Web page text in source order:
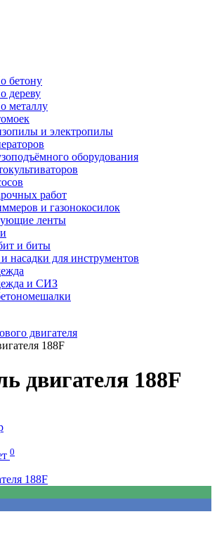
бетону
дереву
металлу
и электропилы
оборудования
работ
и газонокосилок
ленты
и биты
насадки для инструментов
и СИЗ
двигателя
188F
двигателя 188F
0